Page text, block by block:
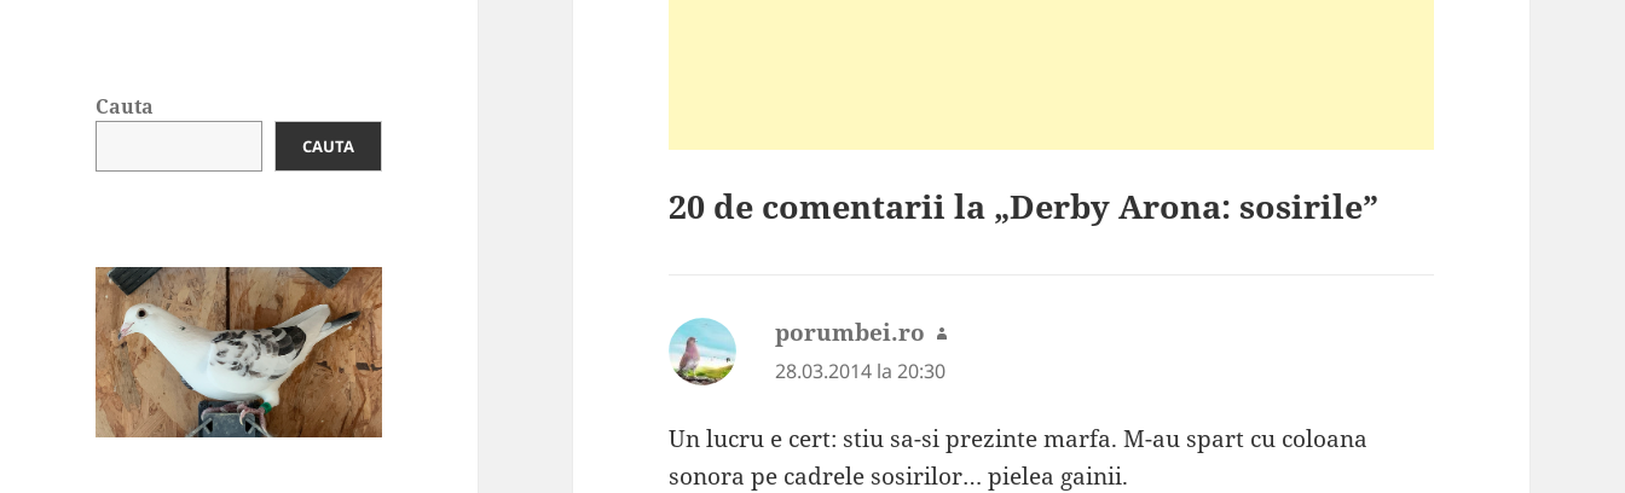
Cauta
CAUTA
20 de comentarii la „Derby Arona: sosirile”
porumbei.ro spune:
28.03.2014 la 20:30
Un lucru e cert: stiu sa-si prezinte marfa. M-au spart cu coloana
sonora pe cadrele sosirilor… pielea gainii.